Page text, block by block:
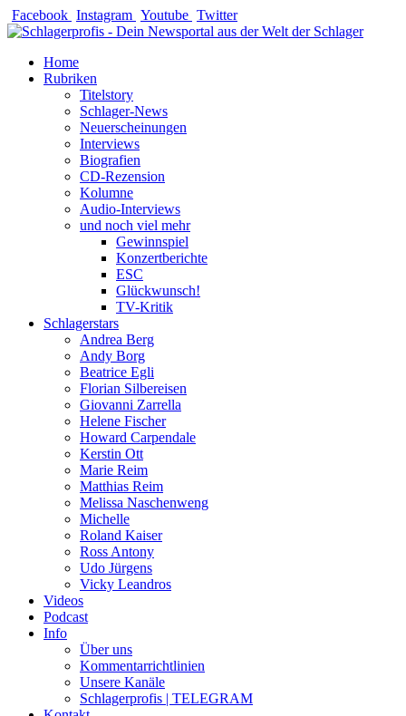
Zum
Inhalt
Facebook Instagram Youtube Twitter
Home
Rubriken
Titelstory
Schlager-News
Neuerscheinungen
Interviews
Biografien
CD-Rezension
Kolumne
Audio-Interviews
und noch viel mehr
Gewinnspiel
Konzertberichte
ESC
Glückwunsch!
TV-Kritik
Schlagerstars
Andrea Berg
Andy Borg
Beatrice Egli
Florian Silbereisen
Giovanni Zarrella
Helene Fischer
Howard Carpendale
Kerstin Ott
Marie Reim
Matthias Reim
Melissa Naschenweng
Michelle
Roland Kaiser
Ross Antony
Udo Jürgens
Vicky Leandros
Videos
Podcast
Info
Über uns
Kommentarrichtlinien
Unsere Kanäle
Schlagerprofis | TELEGRAM